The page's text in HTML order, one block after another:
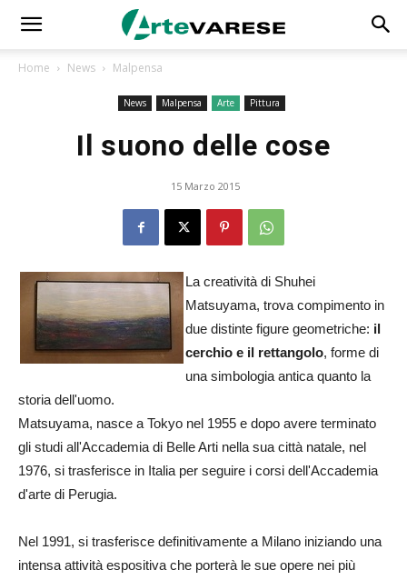
Home News Malpensa
News Malpensa Arte Pittura
Il suono delle cose
15 Marzo 2015
La creatività di Shuhei
Matsuyama, trova compimento in
due distinte figure geometriche: il
cerchio e il rettangolo, forme di
una simbologia antica quanto la
storia dell'uomo.
Matsuyama, nasce a Tokyo nel 1955 e dopo avere terminato
gli studi all'Accademia di Belle Arti nella sua città natale, nel
1976, si trasferisce in Italia per seguire i corsi dell'Accademia
d'arte di Perugia.
Nel 1991, si trasferisce definitivamente a Milano iniziando una
intensa attività espositiva che porterà le sue opere nei più